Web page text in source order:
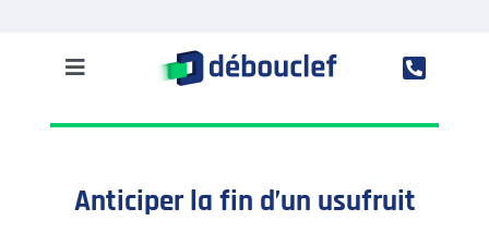
Toggle
Navigation
Solution
Entreprise
Anticiper la fin d’un usufruit